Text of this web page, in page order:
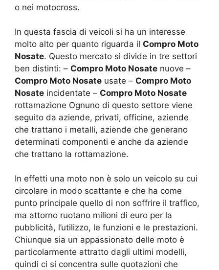
o nei motocross.
In questa fascia di veicoli si ha un interesse
molto alto per quanto riguarda il Compro Moto
Nosate. Questo mercato si divide in tre settori
ben distinti: – Compro Moto Nosate nuove –
Compro Moto Nosate usate – Compro Moto
Nosate incidentate – Compro Moto Nosate
rottamazione Ognuno di questo settore viene
seguito da aziende, privati, officine, aziende
che trattano i metalli, aziende che generano
determinati componenti e anche da aziende
che trattano la rottamazione.
In effetti una moto non è solo un veicolo su cui
circolare in modo scattante e che ha come
punto principale quello di non soffrire il traffico,
ma attorno ruotano milioni di euro per la
pubblicità, l’utilizzo, le funzioni e le prestazioni.
Chiunque sia un appassionato delle moto è
particolarmente attratto dagli ultimi modelli,
quindi ci si concentra sulle quotazioni che